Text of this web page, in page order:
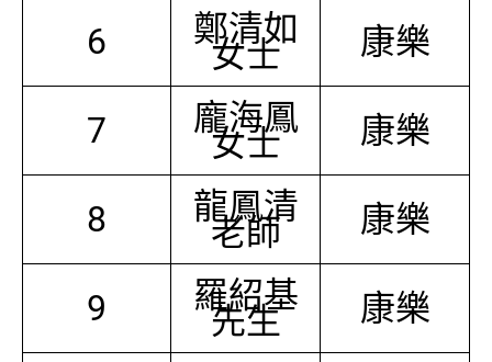
6 鄭清如
女士 康樂
7 龐海鳳
女士 康樂
8 龍鳳清
老師 康樂
9 羅紹基
先生 康樂